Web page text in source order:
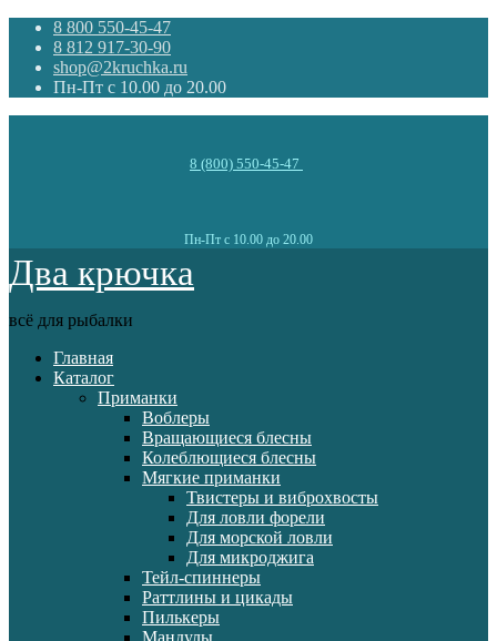
8 800 550-45-47
8 812 917-30-90
shop@2kruchka.ru
Пн-Пт с 10.00 до 20.00
8 (800) 550-45-47
Пн-Пт с 10.00 до 20.00
Два крючка
всё для рыбалки
Главная
Каталог
Приманки
Воблеры
Вращающиеся блесны
Колеблющиеся блесны
Мягкие приманки
Твистеры и виброхвосты
Для ловли форели
Для морской ловли
Для микроджига
Тейл-спиннеры
Раттлины и цикады
Пилькеры
Мандулы